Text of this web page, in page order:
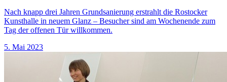
Nach knapp drei Jahren Grundsanierung erstrahlt die Rostocker
Kunsthalle in neuem Glanz – Besucher sind am Wochenende zum
Tag der offenen Tür willkommen.
5. Mai 2023